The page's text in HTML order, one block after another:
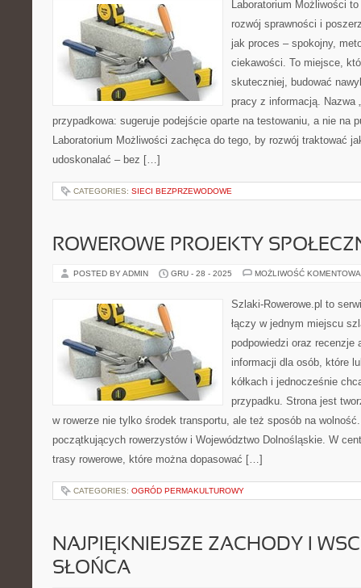
Laboratorium Możliwości
rozwój sprawności i
jak proces – spokojny,
ciekawości. To miejsce,
skuteczniej, budować
pracy z informacją. Nazwa
przypadkowa: sugeruje podejście oparte na testowaniu, a nie na
Laboratorium Możliwości zachęca do tego, by rozwój traktować
udoskonalać – bez […]
CATEGORIES: SIECI BEZPRZEWODOWE
ROWEROWE PROJEKTY
POSTED BY ADMIN GRU - 28 - 2025 MOŻLIWOŚĆ
Szlaki-Rowerowe.pl to
łączy w jednym miejscu
podpowiedzi oraz recenzje
informacji dla osób, które
kółkach i jednocześnie
przypadku. Strona jest
w rowerze nie tylko środek transportu, ale też sposób na
początkujących rowerzystów i Województwo Dolnośląskie. W
trasy rowerowe, które można dopasować […]
CATEGORIES: OGRÓD PERMAKULTUROWY
NAJPIĘKNIEJSZE ZACHODY I
SŁOŃCA